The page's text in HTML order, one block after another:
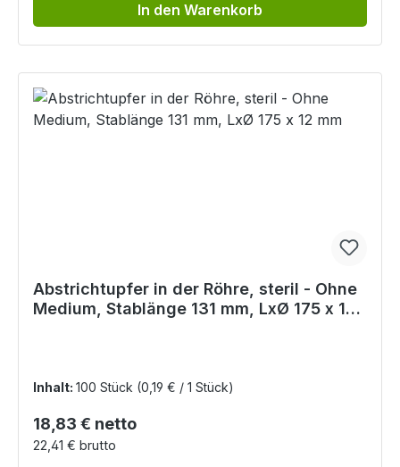
In den Warenkorb
Abstrichtupfer in der Röhre, steril - Ohne
Medium, Stablänge 131 mm, LxØ 175 x 12
Inhalt: 100 Stück (0,19 € / 1 Stück)
Regulärer Preis:
18,83 € netto
22,41 € brutto